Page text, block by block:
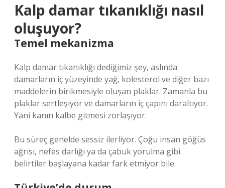
Kalp damar tıkanıklığı nasıl
oluşuyor?
Temel mekanizma
Kalp damar tıkanıklığı dediğimiz şey, aslında
damarların iç yüzeyinde yağ, kolesterol ve diğer bazı
maddelerin birikmesiyle oluşan plaklar. Zamanla bu
plaklar sertleşiyor ve damarların iç çapını daraltıyor.
Yani kanın kalbe gitmesi zorlaşıyor.
Bu süreç genelde sessiz ilerliyor. Çoğu insan göğüs
ağrısı, nefes darlığı ya da çabuk yorulma gibi
belirtiler başlayana kadar fark etmiyor bile.